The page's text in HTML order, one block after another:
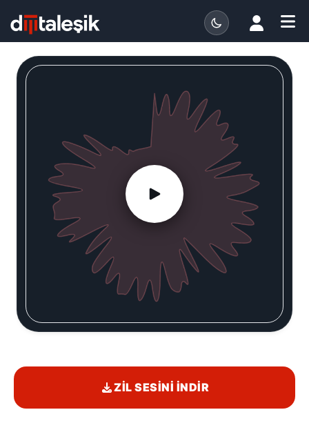
ZIL SESINI İNDIR